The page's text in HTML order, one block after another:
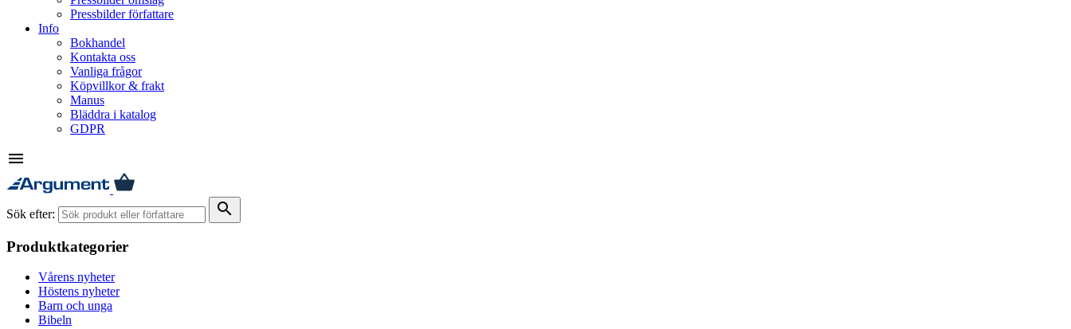
Pressbilder författare
Info
Bokhandel
Kontakta oss
Vanliga frågor
Köpvillkor & frakt
Manus
Bläddra i katalog
GDPR
menu
Sök efter: search
Produktkategorier
Vårens nyheter
Höstens nyheter
Barn och unga
Bibeln